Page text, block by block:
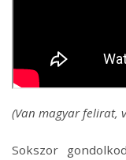
(Van magyar felirat,
Sokszor